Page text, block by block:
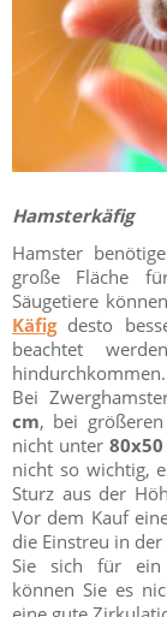
Hamsterkäfig
Hamster
große Fläche
Säugetiere
Käfigdesto
beachtet
Bei
cm, bei
nicht unter
nicht so wichtig,
Sturz aus der
Vor dem Kauf
die Einstreu in der
Sie sich für ein
können Sie es